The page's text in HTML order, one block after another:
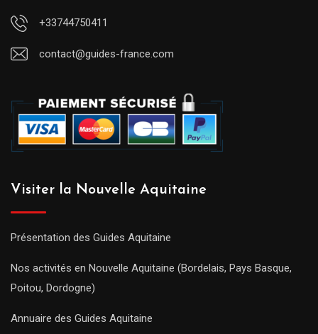
+33744750411
contact@guides-france.com
Visiter la Nouvelle Aquitaine
Présentation des Guides Aquitaine
Nos activités en Nouvelle Aquitaine (Bordelais, Pays Basque,
Poitou, Dordogne)
Annuaire des Guides Aquitaine